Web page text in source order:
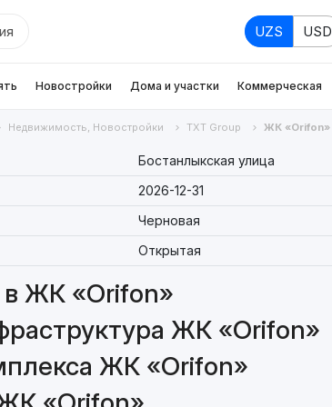
UZS USD
Новостройки Дома и участки Коммерческая
Недвижимость, Новостройки TXT Group ЖК «Orifon»
Бостанлыкская улица
2026-12-31
Черновая
Открытая
ЖК «Orifon»
ЖК «Orifon»
ЖК «Orifon»